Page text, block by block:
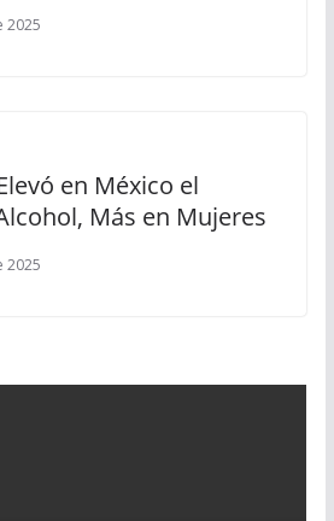
2025
en México el
Más en Mujeres
2025